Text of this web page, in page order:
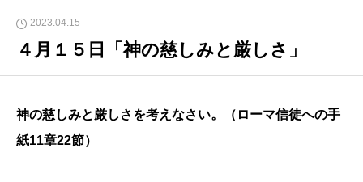
2023.04.15
４月１５日「神の慈しみと厳しさ」
神の慈しみと厳しさを考えなさい。（ローマ信徒への手
紙11章22節）